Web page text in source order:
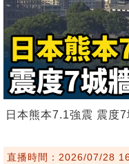
日本熊本7.1強震 震度
直播時間：2026/07/28